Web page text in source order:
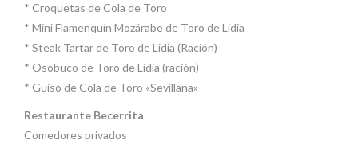
* Croquetas de Cola de Toro
* Mini Flamenquín Mozárabe de Toro de Lidia
* Steak Tartar de Toro de Lidia (Ración)
* Osobuco de Toro de Lidia (ración)
* Guiso de Cola de Toro «Sevillana»
Restaurante Becerrita
Comedores privados